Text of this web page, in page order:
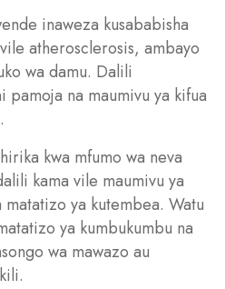
inaweza kusababisha
atherosclerosis, ambayo
wa damu. Dalili
na maumivu ya kifua
kwa mfumo wa neva
kama vile maumivu ya
ya kutembea. Watu
ya kumbukumbu na
wa mawazo au